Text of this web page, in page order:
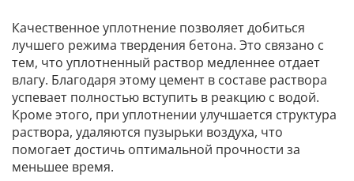
Качественное уплотнение позволяет добиться
лучшего режима твердения бетона. Это связано с
тем, что уплотненный раствор медленнее отдает
влагу. Благодаря этому цемент в составе раствора
успевает полностью вступить в реакцию с водой.
Кроме этого, при уплотнении улучшается структура
раствора, удаляются пузырьки воздуха, что
помогает достичь оптимальной прочности за
меньшее время.